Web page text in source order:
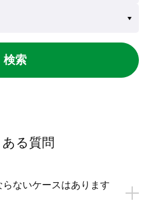
検索
る質問
ないケースはあります